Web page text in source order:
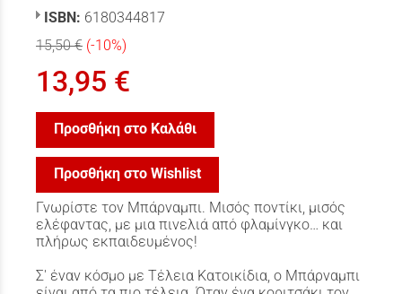
ISBN: 6180344817
15,50 € (-10%)
13,95 €
Προσθήκη στο Καλάθι
Προσθήκη στο Wishlist
Γνωρίστε τον Μπάρναμπι. Μισός ποντίκι, μισός
ελέφαντας, με μια πινελιά από φλαμίνγκο… και
πλήρως εκπαιδευμένος!
Σ' έναν κόσμο με Τέλεια Κατοικίδια, ο Μπάρναμπι